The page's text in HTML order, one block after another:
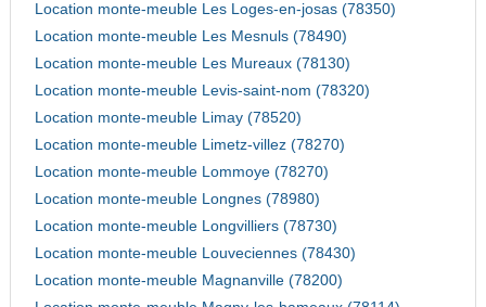
Location monte-meuble Les Loges-en-josas (78350)
Location monte-meuble Les Mesnuls (78490)
Location monte-meuble Les Mureaux (78130)
Location monte-meuble Levis-saint-nom (78320)
Location monte-meuble Limay (78520)
Location monte-meuble Limetz-villez (78270)
Location monte-meuble Lommoye (78270)
Location monte-meuble Longnes (78980)
Location monte-meuble Longvilliers (78730)
Location monte-meuble Louveciennes (78430)
Location monte-meuble Magnanville (78200)